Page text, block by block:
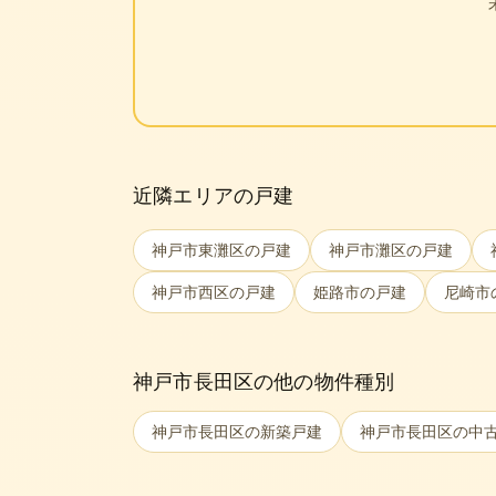
近隣エリアの戸建
神戸市東灘区の戸建 神戸市灘区の戸建
神戸市西区の戸建 姫路市の戸建 尼崎市
神戸市長田区の他の物件種別
神戸市長田区の新築戸建 神戸市長田区の中